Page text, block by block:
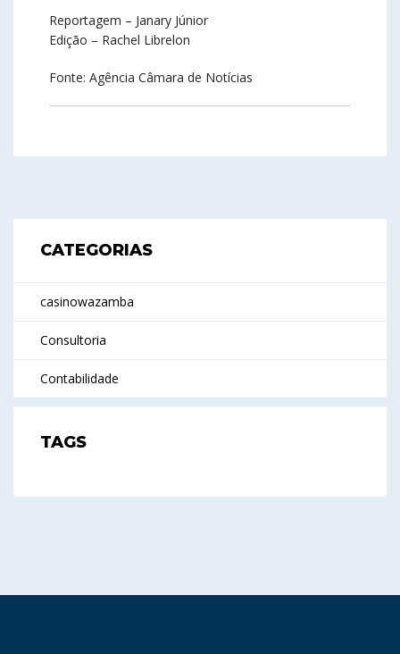
Reportagem – Janary Júnior
Edição – Rachel Librelon
Fonte: Agência Câmara de Notícias
CATEGORIAS
casinowazamba
Consultoria
Contabilidade
TAGS